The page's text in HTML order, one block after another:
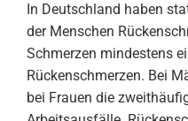
In Deutschland haben
der Menschen
Schmerzen mindestens
Rückenschmerzen. Bei
bei Frauen die